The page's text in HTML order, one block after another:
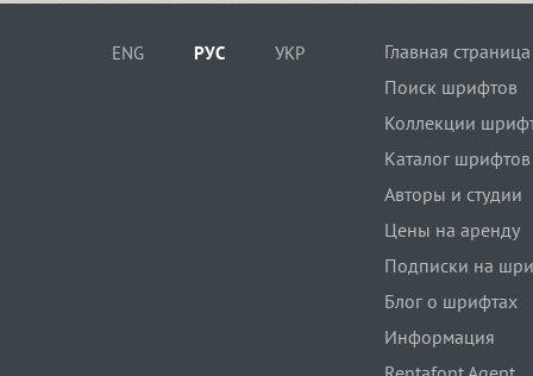
ENG РУС УКР
Главная страница
Поиск шрифтов
Коллекции
Каталог шрифтов
Авторы и студии
Цены на аренду
Подписки на
Блог о шрифтах
Информация